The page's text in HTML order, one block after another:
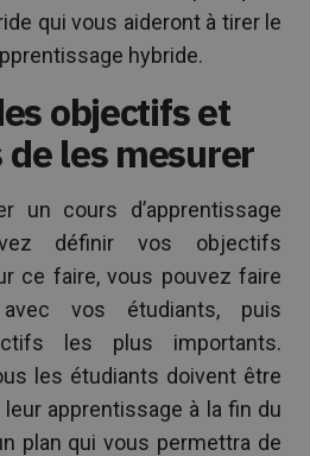
qui vous aideront à tirer le
hybride.
objectifs et
les mesurer
un cours d’apprentissage
définir vos objectifs
ce faire, vous pouvez faire
vos étudiants, puis
les plus importants.
les étudiants doivent être
leur apprentissage à la fin du
plan qui vous permettra de